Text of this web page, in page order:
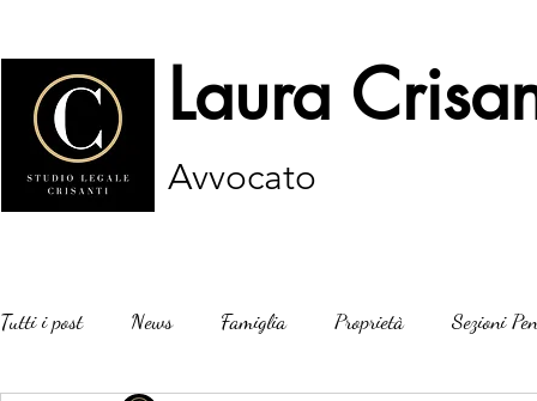
Laura
Avvocato
Tutti i post News Famiglia Proprietà Sezioni